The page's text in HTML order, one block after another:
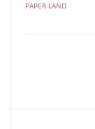
PAPER LAND